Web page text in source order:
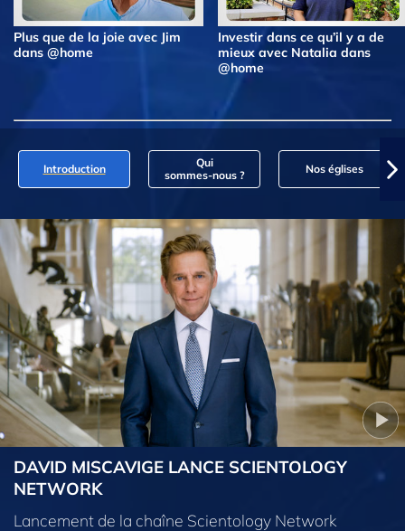
Plus que de la joie avec Jim
dans @home
Investir dans ce qu’il y a de
mieux avec Natalia dans
@home
Introduction
Qui
sommes‑nous ?
Nos églises
DAVID MISCAVIGE LANCE SCIENTOLOGY
NETWORK
Lancement de la chaîne Scientology Network